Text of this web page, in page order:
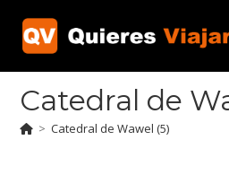
contenido
Catedral de
> Catedral de Wawel (5)